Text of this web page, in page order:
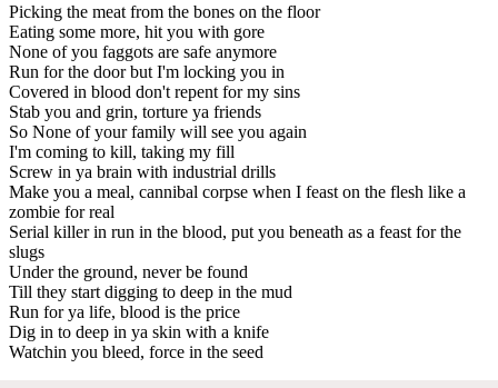
Picking the meat from the bones on the floor
Eating some more, hit you with gore
None of you faggots are safe anymore
Run for the door but I'm locking you in
Covered in blood don't repent for my sins
Stab you and grin, torture ya friends
So None of your family will see you again
I'm coming to kill, taking my fill
Screw in ya brain with industrial drills
Make you a meal, cannibal corpse when I feast on the flesh like a
zombie for real
Serial killer in run in the blood, put you beneath as a feast for the
slugs
Under the ground, never be found
Till they start digging to deep in the mud
Run for ya life, blood is the price
Dig in to deep in ya skin with a knife
Watchin you bleed, force in the seed